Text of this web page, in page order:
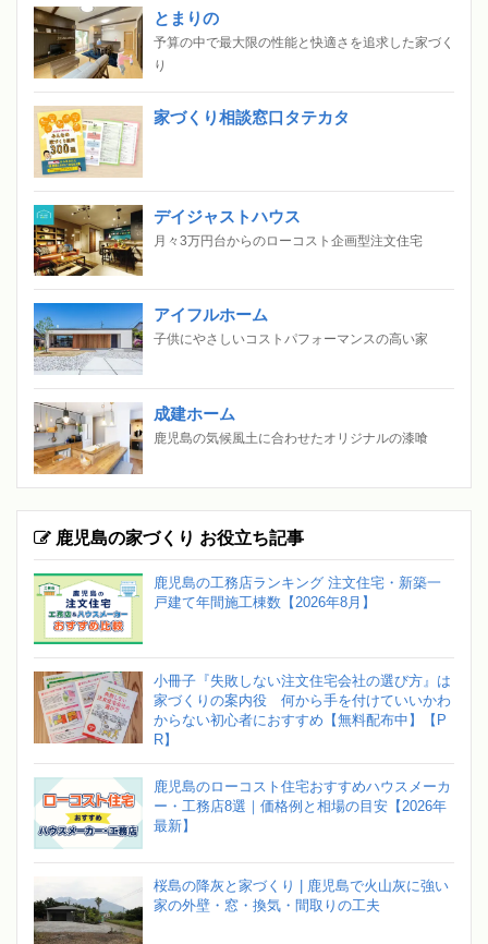
とまりの
予算の中で最大限の性能と快適さを追求した家づく
り
家づくり相談窓口タテカタ
デイジャストハウス
月々3万円台からのローコスト企画型注文住宅
アイフルホーム
子供にやさしいコストパフォーマンスの高い家
成建ホーム
鹿児島の気候風土に合わせたオリジナルの漆喰
鹿児島の家づくり お役立ち記事
鹿児島の工務店ランキング 注文住宅・新築一
戸建て年間施工棟数【2026年8月】
小冊子『失敗しない注文住宅会社の選び方』は
家づくりの案内役 何から手を付けていいかわ
からない初心者におすすめ【無料配布中】【P
R】
鹿児島のローコスト住宅おすすめハウスメーカ
ー・工務店8選｜価格例と相場の目安【2026年
最新】
桜島の降灰と家づくり | 鹿児島で火山灰に強い
家の外壁・窓・換気・間取りの工夫